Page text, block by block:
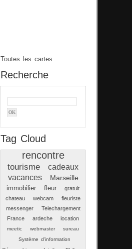
Toutes les cartes
Recherche
Tag Cloud
rencontre
tourisme
cadeaux
vacances
Marseille
immobilier fleur
gratuit
chateau
webcam
fleuriste
messenger
Telechargement
France
ardeche location
meetic webmaster
sureau
Système d'information